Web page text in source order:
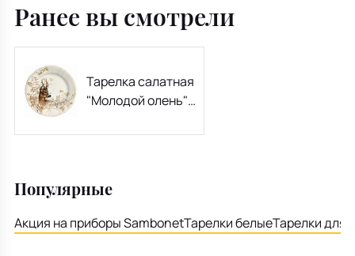
Ранее вы смотрели
Тарелка салатная
"Молодой олень"
Популярные
Акция на приборы SambonetТарелки белыеТарелки для